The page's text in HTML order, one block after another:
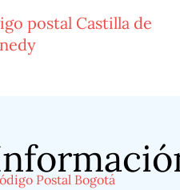
postal Castilla de
Postal Bogotá